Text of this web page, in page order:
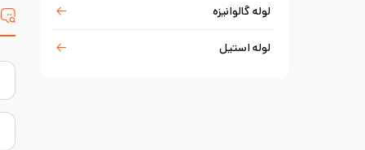
لوله گالوانیزه
لوله استیل